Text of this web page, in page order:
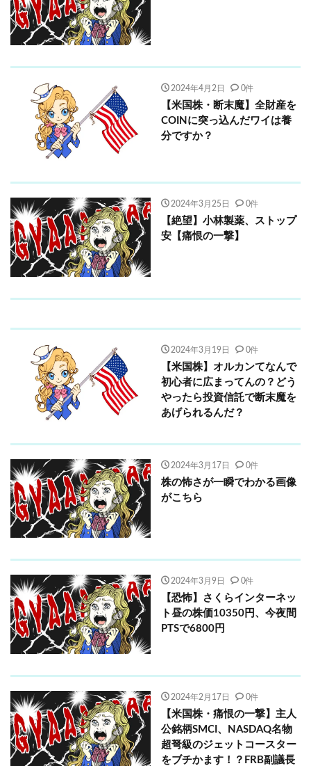
2024年4月2日 0件
【米国株・断末魔】全財産を
COINに突っ込んだワイは養
分ですか？
2024年3月25日 0件
【絶望】小林製薬、ストップ
安【痛恨の一撃】
2024年3月19日 0件
【米国株】オルカンてなんで
初心者に広まってんの？どう
やったら投資信託で断末魔を
あげられるんだ？
2024年3月17日 0件
株の怖さが一瞬でわかる画像
がこちら
2024年3月9日 0件
【恐怖】さくらインターネッ
ト昼の株価10350円、今夜間
PTSで6800円
2024年2月17日 0件
【米国株・痛恨の一撃】主人
公銘柄SMCI、NASDAQ名物
超弩級のジェットコースター
をブチかます！？FRB副議長